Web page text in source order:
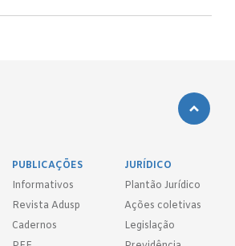
PUBLICAÇÕES
Informativos
Revista Adusp
Cadernos
JURÍDICO
Plantão Jurídico
Ações coletivas
Legislação